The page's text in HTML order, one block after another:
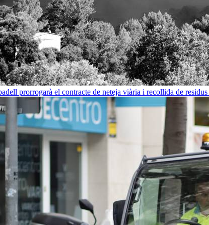
prorrogarà el contracte de neteja viària i recollida de residus